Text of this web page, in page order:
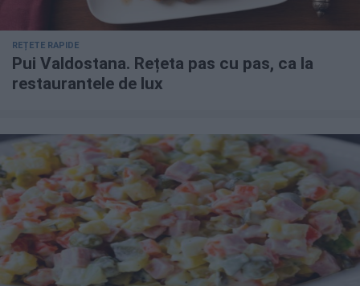
REȚETE RAPIDE
Pui Valdostana. Rețeta pas cu pas, ca la
restaurantele de lux